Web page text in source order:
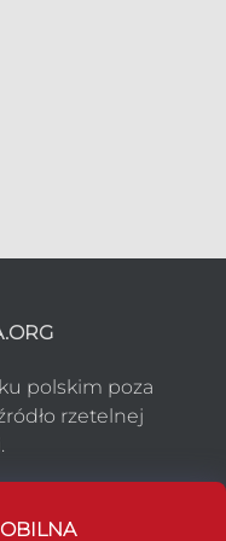
polskim poza
rzetelnej